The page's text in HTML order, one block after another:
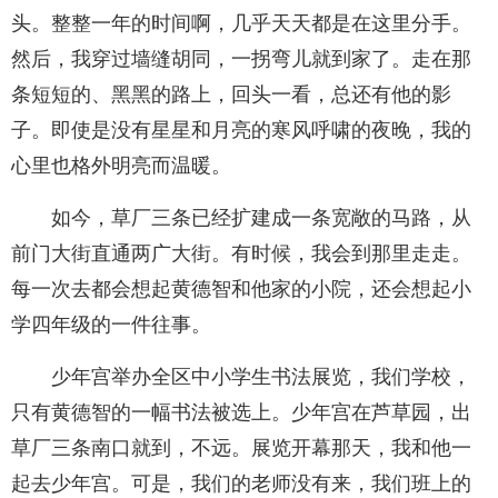
头。整整一年的时间啊，几乎天天都是在这里分手。
然后，我穿过墙缝胡同，一拐弯儿就到家了。走在那
条短短的、黑黑的路上，回头一看，总还有他的影
子。即使是没有星星和月亮的寒风呼啸的夜晚，我的
心里也格外明亮而温暖。
如今，草厂三条已经扩建成一条宽敞的马路，从
前门大街直通两广大街。有时候，我会到那里走走。
每一次去都会想起黄德智和他家的小院，还会想起小
学四年级的一件往事。
少年宫举办全区中小学生书法展览，我们学校，
只有黄德智的一幅书法被选上。少年宫在芦草园，出
草厂三条南口就到，不远。展览开幕那天，我和他一
起去少年宫。可是，我们的老师没有来，我们班上的